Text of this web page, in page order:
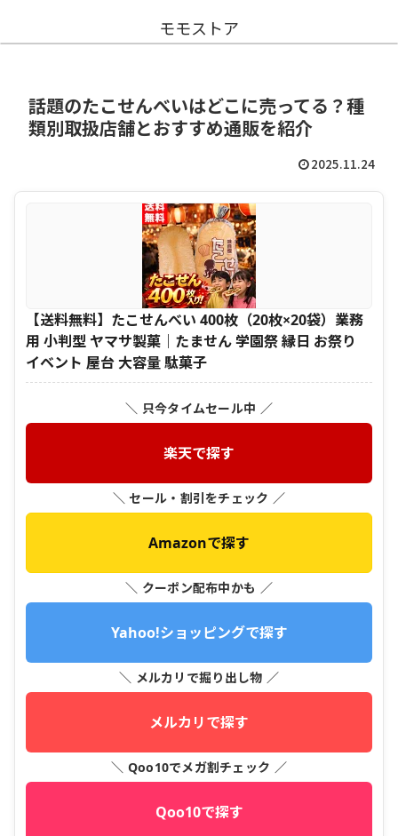
モモストア
話題のたこせんべいはどこに売ってる？種
類別取扱店舗とおすすめ通販を紹介
2025.11.24
【送料無料】たこせんべい 400枚（20枚×20袋）業務
用 小判型 ヤマサ製菓｜たません 学園祭 縁日 お祭り
イベント 屋台 大容量 駄菓子
＼ 只今タイムセール中 ／
楽天で探す
＼ セール・割引をチェック ／
Amazonで探す
＼ クーポン配布中かも ／
Yahoo!ショッピングで探す
＼ メルカリで掘り出し物 ／
メルカリで探す
＼ Qoo10でメガ割チェック ／
Qoo10で探す